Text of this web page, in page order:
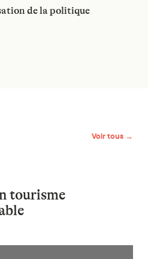
de la politique
Voir tous →
réellement équitable
tourisme